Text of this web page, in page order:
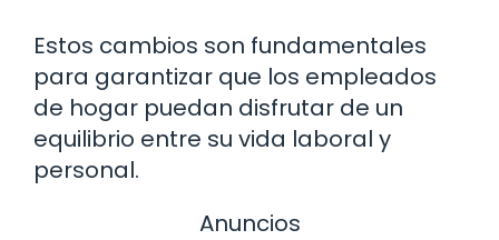
Estos cambios son fundamentales
para garantizar que los empleados
de hogar puedan disfrutar de un
equilibrio entre su vida laboral y
personal.
Anuncios